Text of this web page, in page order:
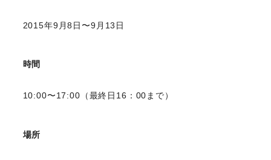
2015年9月8日〜9月13日
時間
10:00〜17:00（最終日16：00まで）
場所